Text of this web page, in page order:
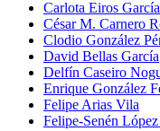
Carlota Eiros García
César M. Carnero
Clodio González
David Bellas García
Delfín Caseiro
Enrique González
Felipe Arias Vila
Felipe-Senén